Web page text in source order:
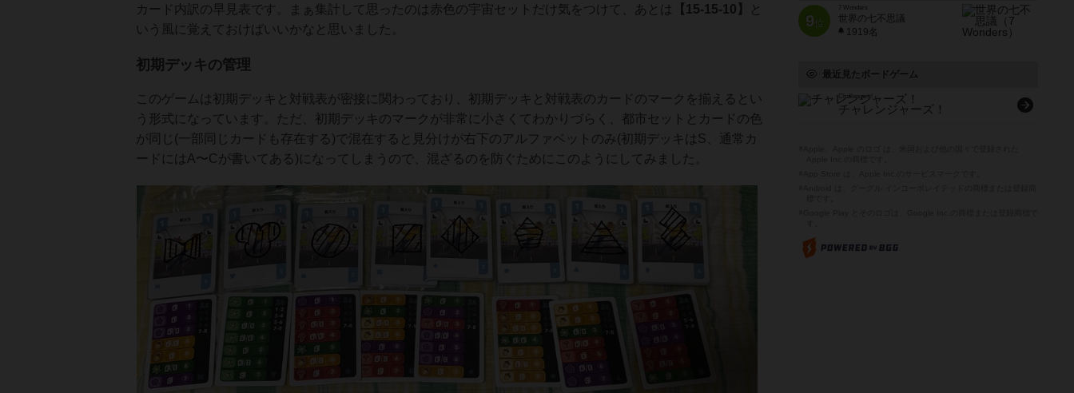
カード内訳の早見表です。まぁ集計して思ったのは赤色の宇宙セットだけ気をつけて、あとは 【15-15-10】
と
いう風に覚えておけばいいかなと思いました。
初期デッキの管理
このゲームは初期デッキと対戦表が密接に関わっており、初期デッキと対戦表のカードのマークを揃えるとい
う形式になっています。ただ、初期デッキのマークが非常に小さくてわかりづらく、都市セットとカードの色
が同じ(一部同じカードも存在する)で混在すると見分けが右下のアルファベットのみ(初期デッキはS、通常カ
ードにはA〜Cが書いてある)になってしまうので、混ざるのを防ぐためにこのようにしてみました。
9位
7 Wonders
世界の七不思議
1919名
最近見たボードゲーム
Challengers!
チャレンジャーズ！